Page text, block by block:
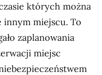
których można
innym miejscu. To
zaplanowania
miejsc